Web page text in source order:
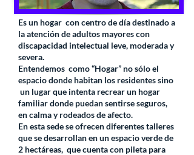
Es un hogar con centro de día destinado a
la atención de adultos mayores con
discapacidad intelectual leve, moderada y
severa.
Entendemos como “Hogar” no sólo el
espacio donde habitan los residentes sino
un lugar que intenta recrear un hogar
familiar donde puedan sentirse seguros,
en calma y rodeados de afecto.
En esta sede se ofrecen diferentes talleres
que se desarrollan en un espacio verde de
2 hectáreas, que cuenta con pileta para